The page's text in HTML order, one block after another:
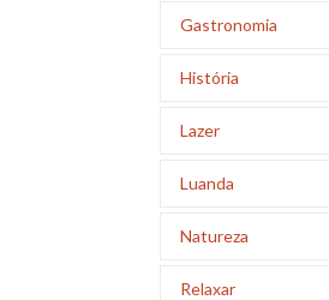
Gastronomia
História
Lazer
Luanda
Natureza
Relaxar